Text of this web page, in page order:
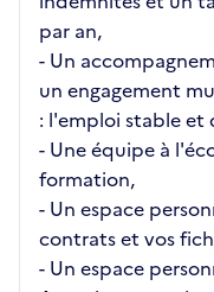
par an,
- Un
un engagement
: l'emploi stable et
- Une équipe à
formation,
- Un espace
contrats et vos
- Un espace